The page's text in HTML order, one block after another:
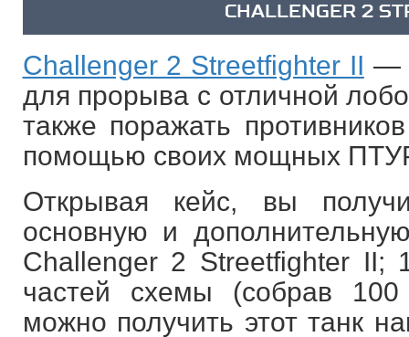
CHALLENGER 2
Challenger 2 Streetfighter II —
для прорыва с отличной
также поражать
помощью своих мощных
Открывая кейс, вы
основную и
Challenger 2 Streetfighter
частей схемы (собрав
можно получить этот танк